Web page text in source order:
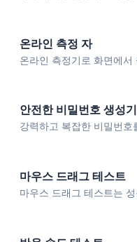
온라인 측정 자
온라인 측정기로 화면에서
안전한 비밀번호 생성기
강력하고 복잡한 비밀번호
마우스 드래그 테스트
마우스 드래그 테스트는